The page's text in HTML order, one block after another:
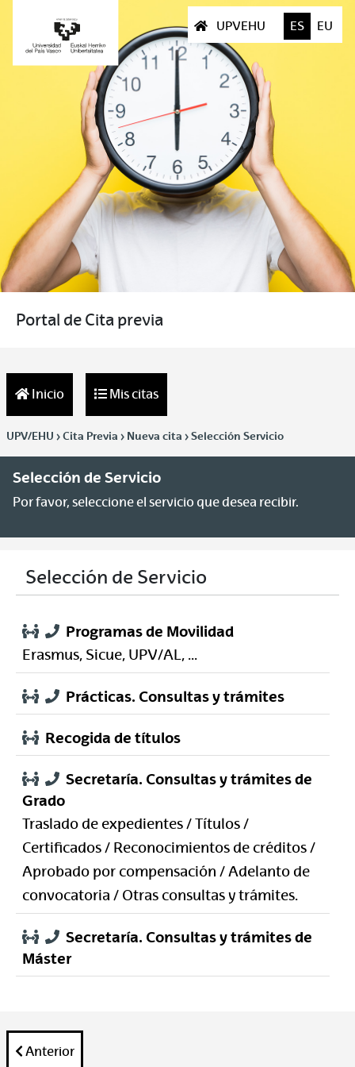
UPVEHU ES EU
Portal de Cita previa
Inicio Mis citas
UPV/EHU > Cita Previa > Nueva cita > Selección Servicio
Selección de Servicio
Por favor, seleccione el servicio que desea recibir.
Selección de Servicio
Programas de Movilidad
Erasmus, Sicue, UPV/AL, ...
Prácticas. Consultas y trámites
Recogida de títulos
Secretaría. Consultas y trámites de
Grado
Traslado de expedientes / Títulos /
Certificados / Reconocimientos de créditos /
Aprobado por compensación / Adelanto de
convocatoria / Otras consultas y trámites.
Secretaría. Consultas y trámites de
Máster
Anterior